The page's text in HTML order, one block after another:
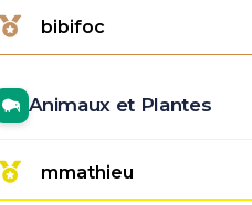
bibifoc
Animaux et Plantes
mmathieu